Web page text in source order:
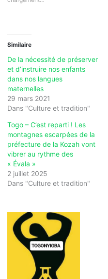
Similaire
De la nécessité de préserver
et d’instruire nos enfants
dans nos langues
maternelles
29 mars 2021
Dans "Culture et tradition"
Togo – C’est reparti ! Les
montagnes escarpées de la
préfecture de la Kozah vont
vibrer au rythme des
« Évala »
2 juillet 2025
Dans "Culture et tradition"